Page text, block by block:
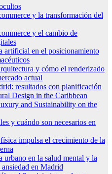
y la transformación del
y el cambio de
artificial en el posicionamiento
y cómo el renderizado
actual
resultados con planificación
Design in the Caribbean
and Sustainability on the
y cuándo son necesarios en
impulsa el crecimiento de la
en la salud mental y la
en Madrid